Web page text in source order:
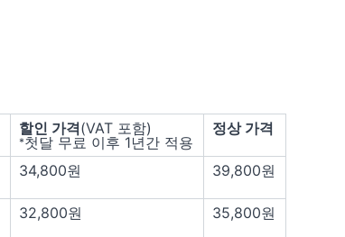
할인 가격(VAT 포함)
*첫달 무료 이후 1년간 적용
정상 가격
34,800원 39,800원
32,800원 35,800원